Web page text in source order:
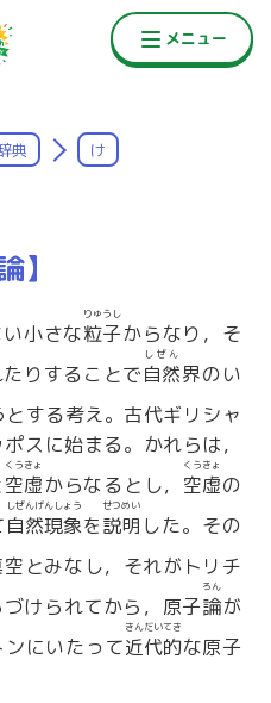
典 け
】
小さな粒子
りゅうし
からなり，そ
りすることで自然
しぜん
界のい
とする考え。古代ギリシャ
スに始まる。かれらは，
空虚
くうきょ
からなるとし， 空虚
くうきょ
の
自然現象
しぜんげんしょう
を説明
せつめい
した。その
空とみなし，それがトリチ
づけられてから，原子論
ろん
が
にいたって近代的
きんだいてき
な原子